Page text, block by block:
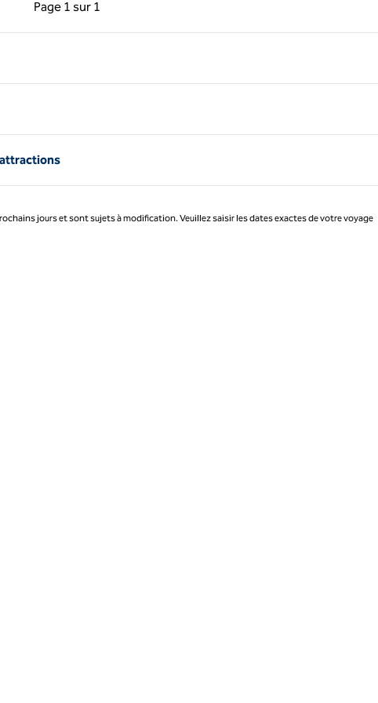
Page 1 sur 1
Page 1 sur 1
jours et sont sujets à modification. Veuillez saisir les dates exactes de votre voyage